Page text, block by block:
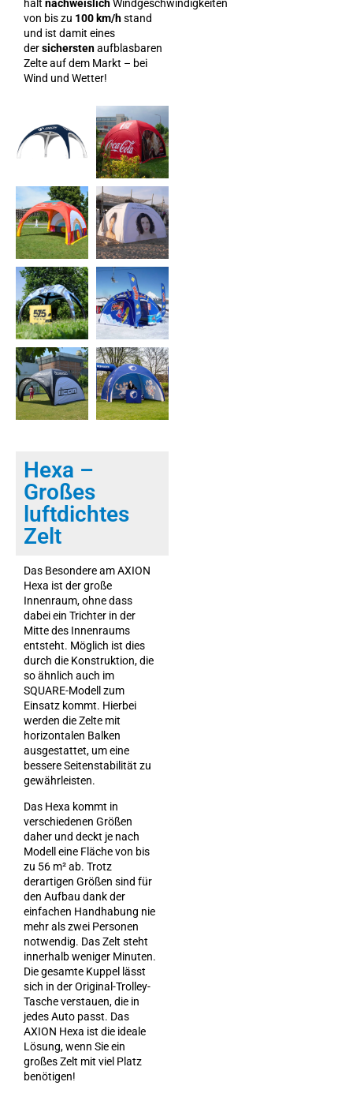
hält nachweislichWindgeschwindigkeiten
von bis zu 100 km/hstand
und ist damit eines
dersicherstenaufblasbaren
Zelte auf dem Markt – bei
Wind und Wetter!
Hexa –
Großes
luftdichtes
Zelt
Das Besondere am AXION
Hexa ist der große
Innenraum, ohne dass
dabei ein Trichter in der
Mitte des Innenraums
entsteht. Möglich ist dies
durch die Konstruktion, die
so ähnlich auch im
SQUARE-Modell zum
Einsatz kommt. Hierbei
werden die Zelte mit
horizontalen Balken
ausgestattet, um eine
bessere Seitenstabilität zu
gewährleisten.
Das Hexa kommt in
verschiedenen Größen
daher und deckt je nach
Modell eine Fläche von bis
zu 56 m² ab. Trotz
derartigen Größen sind für
den Aufbau dank der
einfachen Handhabung nie
mehr als zwei Personen
notwendig. Das Zelt steht
innerhalb weniger Minuten.
Die gesamte Kuppel lässt
sich in der Original-Trolley-
Tasche verstauen, die in
jedes Auto passt. Das
AXION Hexa ist die ideale
Lösung, wenn Sie ein
großes Zelt mit viel Platz
benötigen!